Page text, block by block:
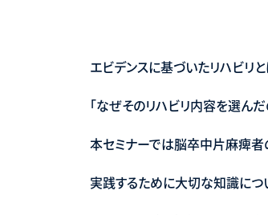
エビデンスに基づいたリハビリと
「なぜそのリハビリ内容を選ん
本セミナーでは脳卒中片麻痺者
実践するために大切な知識につ